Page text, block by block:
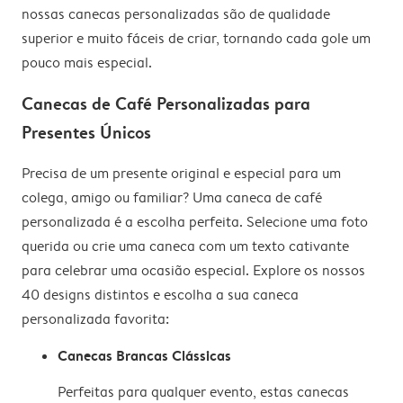
""Melhor Pai do Mundo"" – pronta para o Dia do Pai
""Caneca de [Nome] – Proibido Mexer"" – um sucesso
numa caneca personalizada com nome
nossas canecas personalizadas são de qualidade
superior e muito fáceis de criar, tornando cada gole um
pouco mais especial.
Canecas de Café Personalizadas para
Presentes Únicos
Precisa de um presente original e especial para um
colega, amigo ou familiar? Uma caneca de café
personalizada é a escolha perfeita. Selecione uma foto
querida ou crie uma caneca com um texto cativante
para celebrar uma ocasião especial. Explore os nossos
40 designs distintos e escolha a sua caneca
personalizada favorita:
Canecas Brancas Clássicas
Perfeitas para qualquer evento, estas canecas